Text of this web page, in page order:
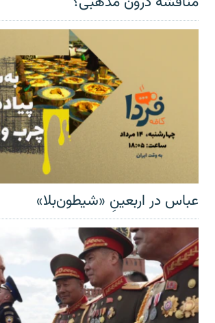
عباس در اربعینِ «شیطون‌بلا»